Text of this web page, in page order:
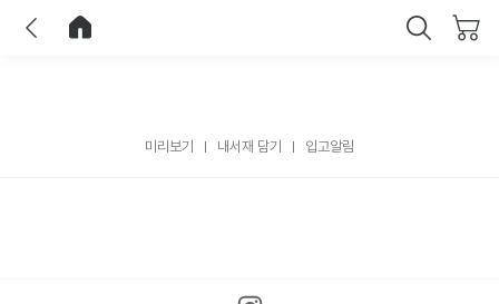
미리보기 내서재 담기 입고알림